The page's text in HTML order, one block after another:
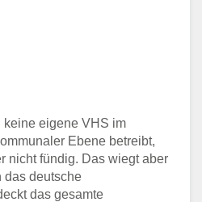
keine eigene VHS im
Ebene betreibt,
nicht fündig. Das wiegt aber
das deutsche
das gesamte